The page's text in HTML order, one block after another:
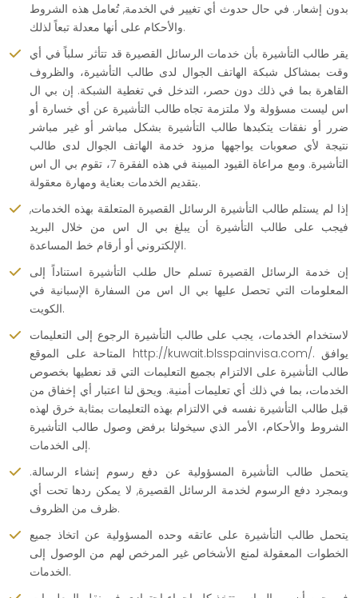
بدون إشعار. في حال حدوث أي تغيير في الخدمة, تُعامل هذه الشروط
والأحكام على أنها معدلة تبعاً لذلك.
يقر طالب التأشيرة بأن خدمات الرسائل القصيرة قد تتأثر سلباً في أي
وقت بمشاكل شبكة الهاتف الجوال لدى طالب التأشيرة، والظروف
القاهرة بما في ذلك دون حصر، التدخل في تغطية الشبكة. إن بي ال
اس ليست مسؤولة ولا ملتزمة تجاه طالب التأشيرة عن أي خسارة أو
ضرر أو نفقات يتكبدها طالب التأشيرة بشكل مباشر أو غير مباشر
نتيجة لأي صعوبات يواجهها مزود خدمة الهاتف الجوال لدى طالب
التأشيرة. ومع مراعاة القيود المبينة في هذه الفقرة 7، تقوم بي ال اس
بتقديم الخدمات بعناية ومهارة معقولة.
إذا لم يستلم طالب التأشيرة الرسائل القصيرة المتعلقة بهذه الخدمات,
فيجب على طالب التأشيرة أن يبلغ بي ال اس من خلال البريد
الإلكتروني أو أرقام خط المساعدة.
إن خدمة الرسائل القصيرة تسلم حال طلب التأشيرة استناداً إلى
المعلومات التي تحصل عليها بي ال اس من السفارة الإسبانية في
الكويت.
لاستخدام الخدمات، يجب على طالب التأشيرة الرجوع إلى التعليمات
المتاحة على الموقع http://kuwait.blsspainvisa.com/. يوافق
طالب التأشيرة على الالتزام بجميع التعليمات التي قد نعطيها بخصوص
الخدمات، بما في ذلك أي تعليمات أمنية. ويحق لنا اعتبار أي إخفاق من
قبل طالب التأشيرة نفسه في الالتزام بهذه التعليمات بمثابة خرق لهذه
الشروط والأحكام، الأمر الذي سيخولنا برفض وصول طالب التأشيرة
إلى الخدمات.
يتحمل طالب التأشيرة المسؤولية عن دفع رسوم إنشاء الرسالة.
وبمجرد دفع الرسوم لخدمة الرسائل القصيرة, لا يمكن ردها تحت أي
ظرف من الظروف.
يتحمل طالب التأشيرة على عاتقه وحده المسؤولية عن اتخاذ جميع
الخطوات المعقولة لمنع الأشخاص غير المرخص لهم من الوصول إلى
الخدمات.